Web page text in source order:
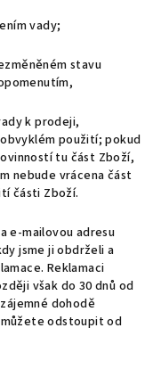
vady;
stavu
k prodeji,
použití; pokud
tu část Zboží,
nebude vrácena část
části Zboží.
e-mailovou adresu
jsme ji obdrželi a
Reklamaci
však do 30 dnů od
dohodě
odstoupit od